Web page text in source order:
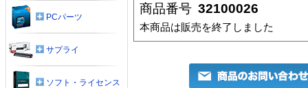
商品番号 32100026
本商品は販売を終了しました
PCパーツ
サプライ
ソフト・ライセンス